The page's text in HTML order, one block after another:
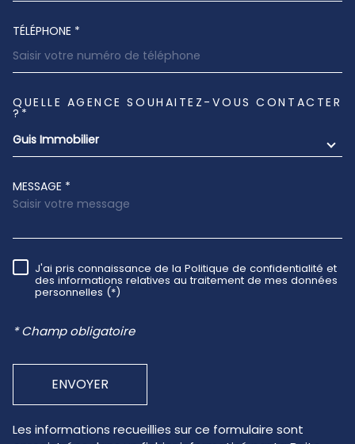
TÉLÉPHONE *
TRAD_MELTEM_VOREDEMANDE
QUELLE AGENCE SOUHAITEZ-VOUS CONTACTER
?*
Guis Immobilier
MESSAGE *
RÈGLEMENTATION
J'ai pris connaissance de la Politique de confidentialité et
des informations relatives au traitement de mes données
personnelles (*)
* Champ obligatoire
ENVOYER
Les informations recueillies sur ce formulaire sont